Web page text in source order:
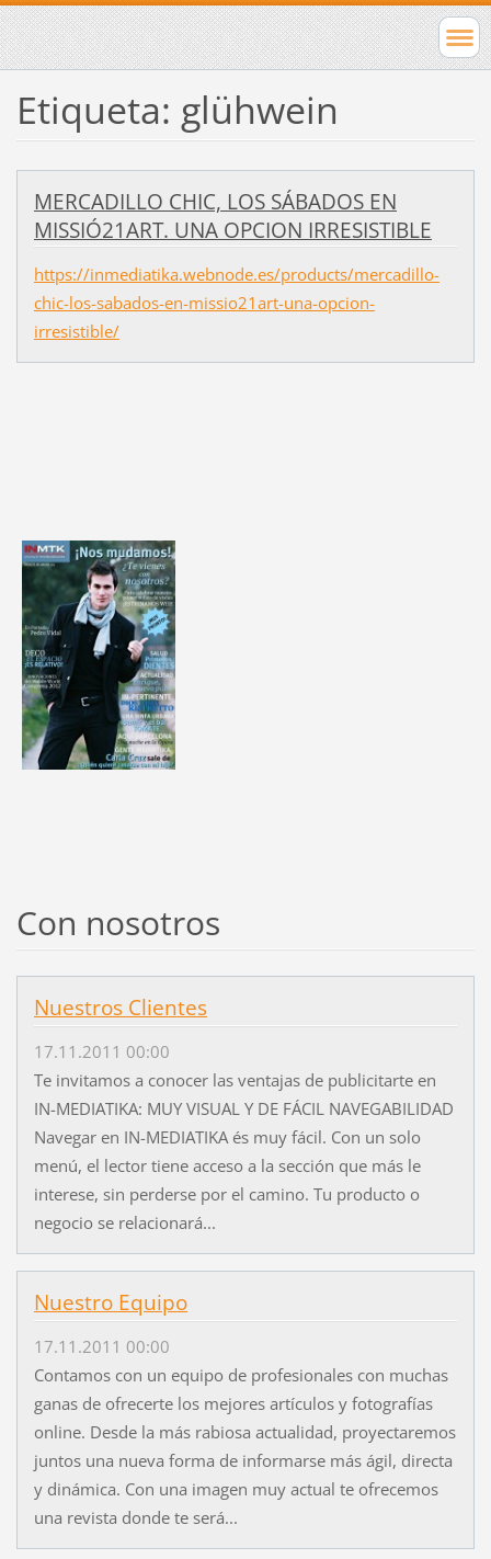
Etiqueta: glühwein
MERCADILLO CHIC, LOS SÁBADOS EN
MISSIÓ21ART. UNA OPCION IRRESISTIBLE
https://inmediatika.webnode.es/products/mercadillo-
chic-los-sabados-en-missio21art-una-opcion-
irresistible/
Con nosotros
Nuestros Clientes
17.11.2011 00:00
Te invitamos a conocer las ventajas de publicitarte en
IN-MEDIATIKA: MUY VISUAL Y DE FÁCIL NAVEGABILIDAD
Navegar en IN-MEDIATIKA és muy fácil. Con un solo
menú, el lector tiene acceso a la sección que más le
interese, sin perderse por el camino. Tu producto o
negocio se relacionará...
Nuestro Equipo
17.11.2011 00:00
Contamos con un equipo de profesionales con muchas
ganas de ofrecerte los mejores artículos y fotografías
online. Desde la más rabiosa actualidad, proyectaremos
juntos una nueva forma de informarse más ágil, directa
y dinámica. Con una imagen muy actual te ofrecemos
una revista donde te será...